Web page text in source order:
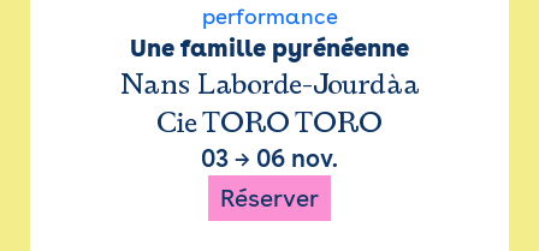
performance
Une famille pyrénéenne
Nans Laborde-Jourdàa
Cie TORO TORO
03 → 06 nov.
Réserver